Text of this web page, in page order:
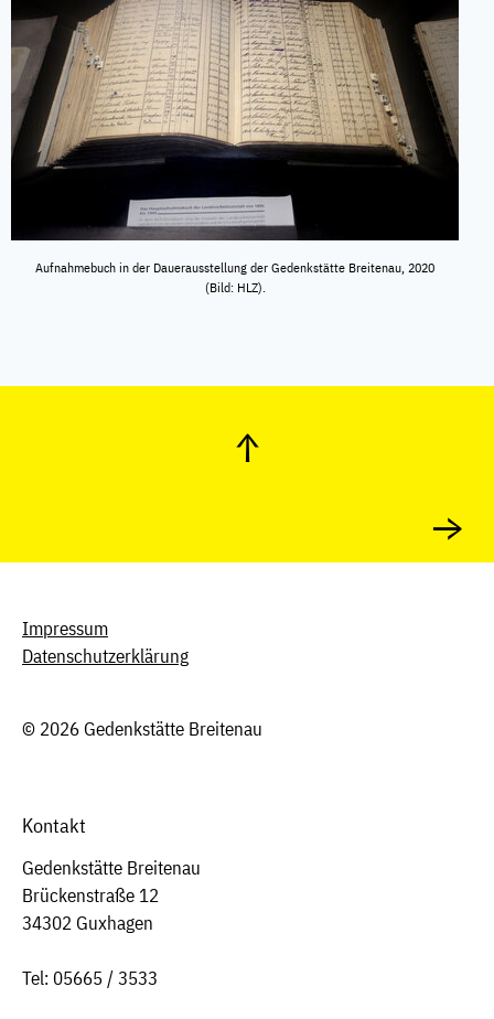
Aufnahmebuch in der Dauerausstellung der Gedenkstätte Breitenau, 2020
(Bild: HLZ).
↑
→
Impressum
Datenschutzerklärung
© 2026 Gedenkstätte Breitenau
Kontakt
Gedenkstätte Breitenau
Brückenstraße 12
34302 Guxhagen
Tel: 05665 / 3533